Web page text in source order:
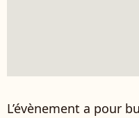
L’évènement a pour